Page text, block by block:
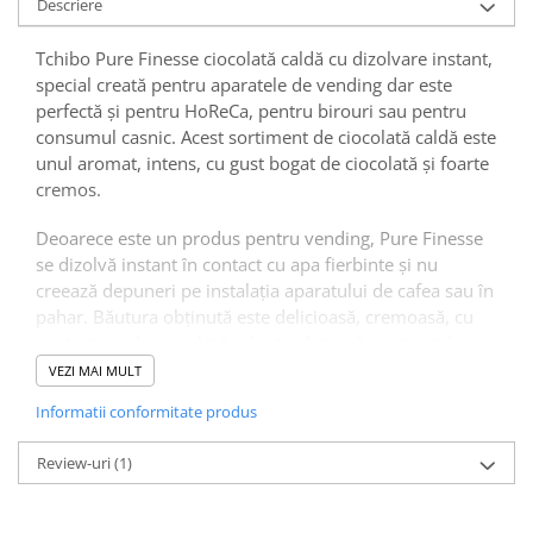
Descriere
Tchibo Pure Finesse ciocolată caldă cu dizolvare instant,
special creată pentru aparatele de vending dar este
perfectă și pentru HoReCa, pentru birouri sau pentru
consumul casnic. Acest sortiment de ciocolată caldă este
unul aromat, intens, cu gust bogat de ciocolată și foarte
cremos.
Deoarece este un produs pentru vending, Pure Finesse
se dizolvă instant în contact cu apa fierbinte și nu
creează depuneri pe instalația aparatului de cafea sau în
pahar. Băutura obținută este delicioasă, cremoasă, cu
ridicat de cacao (14%) și lapte praf degresat (19%).
Formula îmbunătățită a sortimentului de ciocolată caldă
VEZI MAI MULT
Informatii conformitate produs
Review-uri(1)